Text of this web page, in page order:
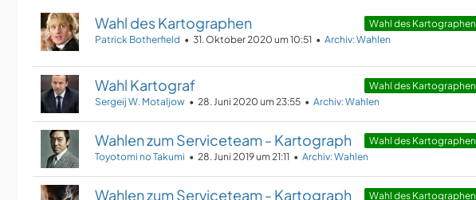
Wahl des Kartographen
Wahl des Kartographen
Patrick Botherfield 31. Oktober 2020 um 10:51 Archiv: Wahlen
Wahl des Kartographen
Wahl Kartograf
Sergeij W. Motaljow 28. Juni 2020 um 23:55 Archiv: Wahlen
Wahl des Kartographen
Wahlen zum Serviceteam - Kartograph
Toyotomi no Takumi 28. Juni 2019 um 21:11 Archiv: Wahlen
Wahl des Kartographen
Wahlen zum Serviceteam - Kartograph